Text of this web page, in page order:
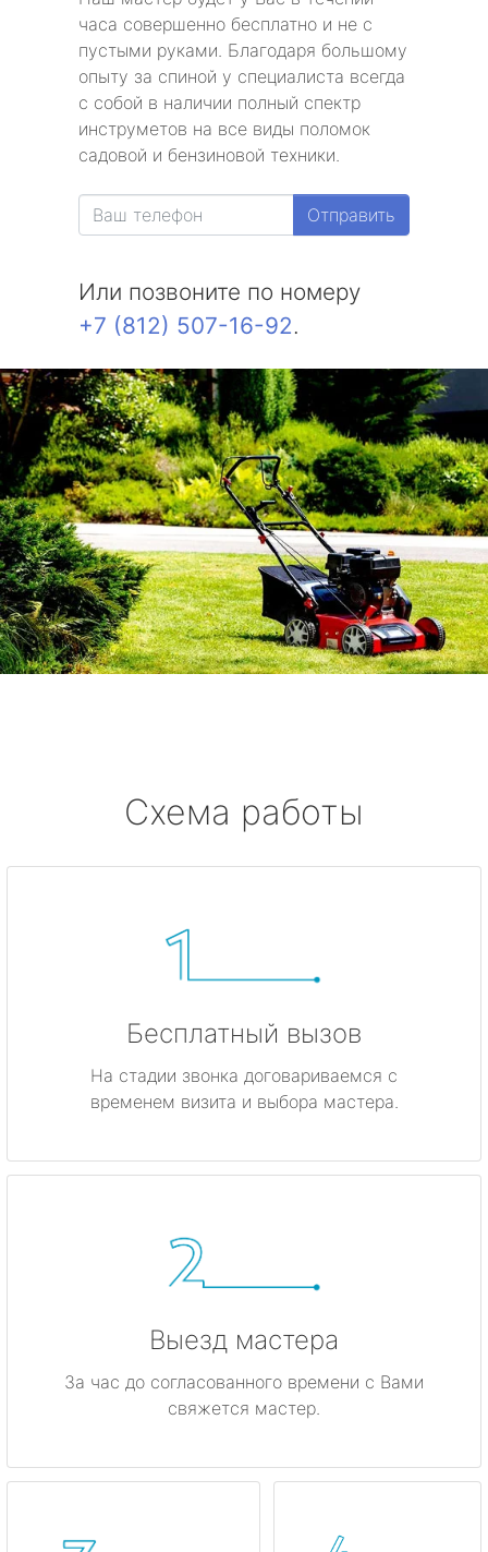
часа совершенно бесплатно и не с
пустыми руками. Благодаря большому
опыту за спиной у специалиста всегда
с собой в наличии полный спектр
инструметов на все виды поломок
садовой и бензиновой техники.
Отправить
Или позвоните по номеру
+7 (812) 507-16-92.
Схема работы
Бесплатный вызов
На стадии звонка договариваемся с
временем визита и выбора мастера.
Выезд мастера
За час до согласованного времени с Вами
свяжется мастер.